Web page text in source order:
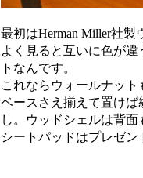
最初はHerman Miller社製
よく見ると互いに色が
トなんです。
これならウォールナット
ベースさえ揃えて置け
し。ウッドシェルは背面
シートパッドはプレゼン